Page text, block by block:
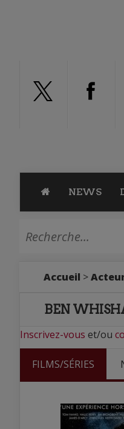
NEWS
Accueil >
BEN
Inscrivez-vous et/ou
FILMS/SÉRIES